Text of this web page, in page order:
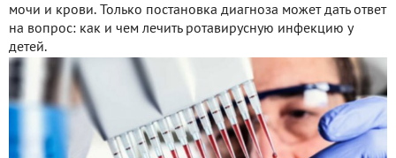
мочи и крови. Только постановка диагноза может дать ответ
на вопрос: как и чем лечить ротавирусную инфекцию у
детей.